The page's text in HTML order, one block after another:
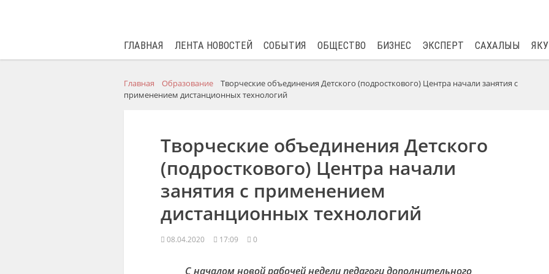
ГЛАВНАЯ ЛЕНТА НОВОСТЕЙ СОБЫТИЯ ОБЩЕСТВО БИЗНЕС ЭКСПЕРТ САХАЛЫЫ
Главная Образование
Творческие объединения Детского (подросткового) Центра начали занятия с
применением дистанционных технологий
Творческие объединения Детского
(подросткового) Центра начали
занятия с применением
дистанционных технологий
08.04.2020 17:09 0
С началом новой рабочей недели педагоги дополнительного